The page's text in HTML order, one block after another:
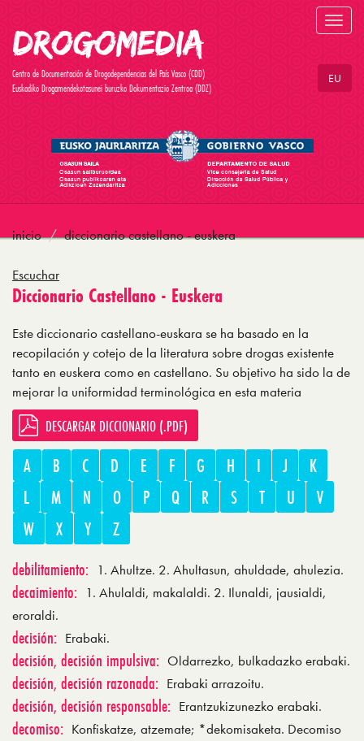
Centro de Documentación de Drogodependencias del País Vasco (CDD)
Euskadiko Drogamendekotasunei buruzko Dokumentazio Zentroa (DDZ)
EU
inicio diccionario castellano - euskera
Escuchar
Diccionario Castellano - Euskera
Este diccionario castellano-euskara se ha basado en la
recopilación y cotejo de la literatura sobre drogas existente
tanto en euskera como en castellano. Su objetivo ha sido la de
mejorar la uniformidad terminológica en esta materia
DESCARGAR DICCIONARIO (.PDF)
A B C D E F G H I J
K
L
M N O P Q R S T U
V
W
X Y Z
debilitamiento: 1. Ahultze. 2. Ahultasun, ahuldade, ahulezia.
decaimiento:
1. Ahulaldi, makalaldi. 2. Ilunaldi, jausialdi,
eroraldi.
decisión: Erabaki.
decisión, decisión impulsiva: Oldarrezko, bulkadazko erabaki.
decisión, decisión razonada: Erabaki arrazoitu.
decisión, decisión responsable: Erantzukizunezko erabaki.
decomiso: Konfiskatze, atzemate; *dekomisaketa. Decomiso